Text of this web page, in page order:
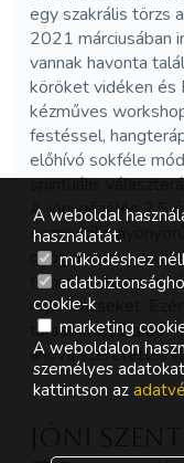
egy szakrális törzs
2021 márciusában
vannak havonta
köröket vidéken és
kézműves
festéssel,
előhívó sokféle
spirituális
A jóni gőzölés 2,5
eszenciális
gyógynövényekkel
tekintem, hogy
rejlő kincseket.
társammal, Szabó
ahová szeretettel
A weboldal
használatát.
működéshez
cookie-k
marketing
A weboldalon
személyes
kattintson az